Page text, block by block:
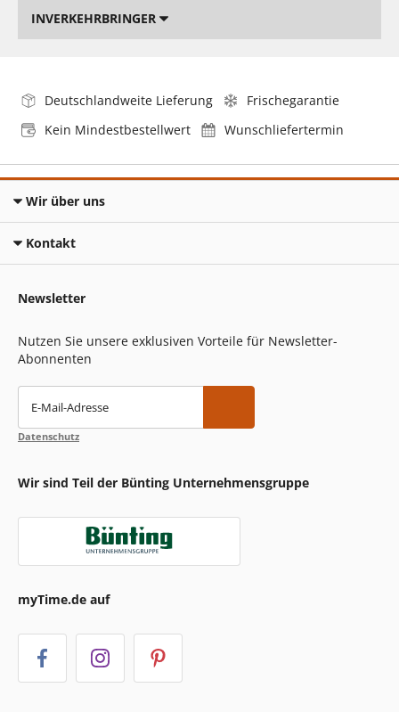
INVERKEHRBRINGER
Deutschlandweite Lieferung
Frischegarantie
Kein Mindestbestellwert
Wunschliefertermin
Wir über uns
Kontakt
Newsletter
Nutzen Sie unsere exklusiven Vorteile für Newsletter-
Abonnenten
E-Mail-Adresse
Datenschutz
Wir sind Teil der Bünting Unternehmensgruppe
myTime.de auf